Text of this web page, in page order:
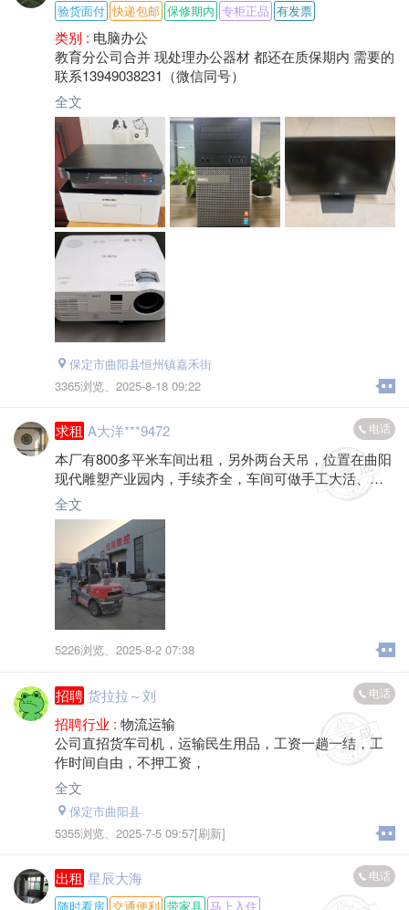
验货面付 快递包邮 保修期内 专柜正品 有发票
类别 : 电脑办公
教育分公司合并 现处理办公器材 都还在质保期内 需要的
联系13949038231（微信同号）
全文
保定市曲阳县恒州镇嘉禾街
3365浏览、 2025-8-18 09:22
求租 A大洋***9472 电话
本厂有800多平米车间出租，另外两台天吊，位置在曲阳
现代雕塑产业园内，手续齐全，车间可做手工大活、不
锈钢、也可上雕刻机，可长租也可短租，有需求可联
系。电话*****9472（微信同步）
全文
5226浏览、 2025-8-2 07:38
招聘 货拉拉～刘 电话
招聘行业 : 物流运输
公司直招货车司机，运输民生用品，工资一趟一结，工
作时间自由，不押工资，
全文
保定市曲阳县
5355浏览、 2025-7-5 09:57[刷新]
出租 星辰大海 电话
随时看房 交通便利 带家具 马上入住